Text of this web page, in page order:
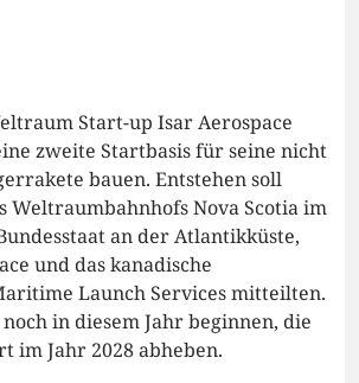
Start-up Isar Aerospace
zweite Startbasis für seine nicht
bauen. Entstehen soll
Weltraumbahnhofs Nova Scotia im
an der Atlantikküste,
und das kanadische
Launch Services mitteilten.
in diesem Jahr beginnen, die
im Jahr 2028 abheben.